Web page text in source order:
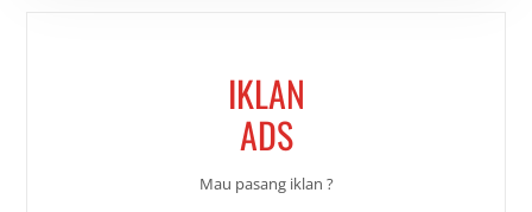
IKLAN
ADS
Mau pasang iklan ?